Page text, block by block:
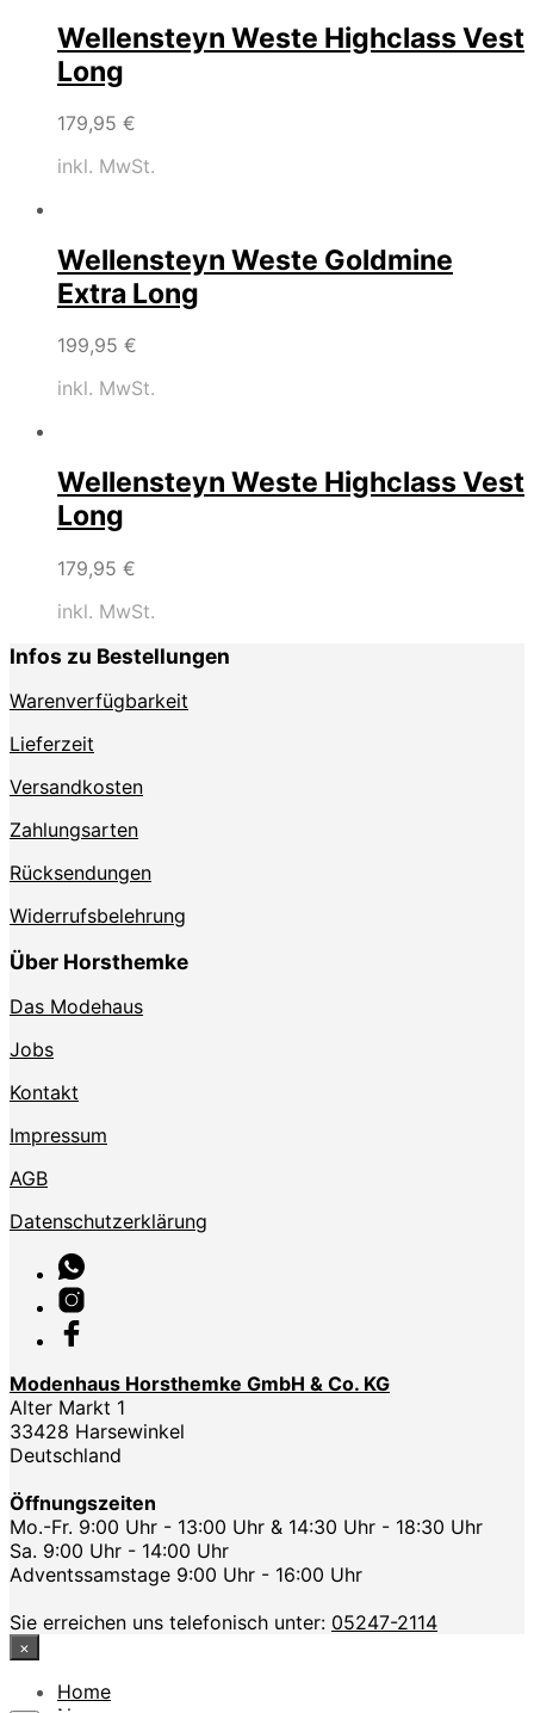
Wellensteyn Weste Highclass Vest
Long
179,95 €
inkl. MwSt.
Wellensteyn Weste Goldmine
Extra Long
199,95 €
inkl. MwSt.
Wellensteyn Weste Highclass Vest
Long
179,95 €
inkl. MwSt.
Infos zu Bestellungen
Warenverfügbarkeit
Lieferzeit
Versandkosten
Zahlungsarten
Rücksendungen
Widerrufsbelehrung
Über Horsthemke
Das Modehaus
Jobs
Kontakt
Impressum
AGB
Datenschutzerklärung
Modenhaus Horsthemke GmbH & Co. KG
Alter Markt 1
33428 Harsewinkel
Deutschland
Öffnungszeiten
Mo.-Fr. 9:00 Uhr - 13:00 Uhr & 14:30 Uhr - 18:30 Uhr
Sa. 9:00 Uhr - 14:00 Uhr
Adventssamstage 9:00 Uhr - 16:00 Uhr
Sie erreichen uns telefonisch unter: 05247-2114
×
Home